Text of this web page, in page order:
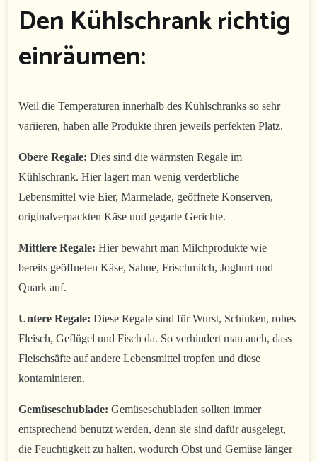
Den Kühlschrank richtig
einräumen:
Weil die Temperaturen innerhalb des Kühlschranks so sehr
variieren, haben alle Produkte ihren jeweils perfekten Platz.
Obere Regale: Dies sind die wärmsten Regale im
Kühlschrank. Hier lagert man wenig verderbliche
Lebensmittel wie Eier, Marmelade, geöffnete Konserven,
originalverpackten Käse und gegarte Gerichte.
Mittlere Regale: Hier bewahrt man Milchprodukte wie
bereits geöffneten Käse, Sahne, Frischmilch, Joghurt und
Quark auf.
Untere Regale: Diese Regale sind für Wurst, Schinken, rohes
Fleisch, Geflügel und Fisch da. So verhindert man auch, dass
Fleischsäfte auf andere Lebensmittel tropfen und diese
kontaminieren.
Gemüseschublade:Gemüseschubladen sollten immer
entsprechend benutzt werden, denn sie sind dafür ausgelegt,
die Feuchtigkeit zu halten, wodurch Obst und Gemüse länger